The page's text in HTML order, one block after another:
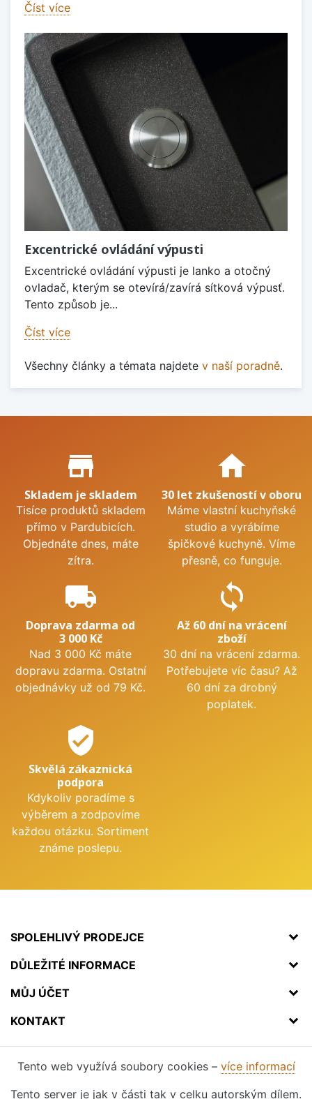
Číst více
Excentrické ovládání výpusti
Excentrické ovládání výpusti je lanko a otočný
ovladač, kterým se otevírá/zavírá sítková výpusť.
Tento způsob je...
Číst více
Všechny články a témata najdete v naší poradně.
Proč nakupovat u nás?
store_mall_directory
Skladem je skladem
Tisíce produktů skladem
přímo v Pardubicích.
Objednáte dnes, máte
zítra.
home
30 let zkušeností v oboru
Máme vlastní kuchyňské
studio a vyrábíme
špičkové kuchyně. Víme
přesně, co funguje.
local_shipping
Doprava zdarma od
3 000 Kč
Nad 3 000 Kč máte
dopravu zdarma. Ostatní
objednávky už od 79 Kč.
sync
Až 60 dní na vrácení
zboží
30 dní na vrácení zdarma.
Potřebujete víc času? Až
60 dní za drobný
poplatek.
verified_user
Skvělá zákaznická
podpora
Kdykoliv poradíme s
výběrem a zodpovíme
každou otázku. Sortiment
známe poslepu.
SPOLEHLIVÝ PRODEJCE
DŮLEŽITÉ INFORMACE
MŮJ ÚČET
KONTAKT
Tento web využívá soubory cookies – více informací
Tento server je jak v části tak v celku autorským dílem.